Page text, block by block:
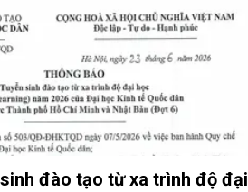
đào tạo từ xa trình độ đại